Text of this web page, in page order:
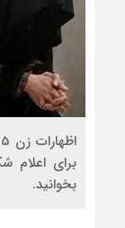
برای اعلام
بخوانید.